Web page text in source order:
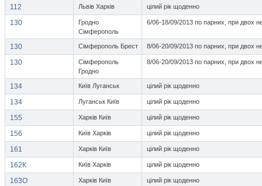
112 Львів Харків цілий рік щоденно
130
Гродно
Сімферополь
6/06-18/09/2013 по парних, при двох
130 Сімферополь Брест 8/06-20/09/2013 по парних, при двох
130
Сімферополь
Гродно
8/06-20/09/2013 по парних, при двох
134 Київ Луганськ цілий рік щоденно
134 Луганськ Київ цілий рік щоденно
155 Харків Київ цілий рік щоденно
156 Київ Харків цілий рік щоденно
161 Харків Київ цілий рік щоденно
162К Київ Харків цілий рік щоденно
163О Харків Київ цілий рік щоденно